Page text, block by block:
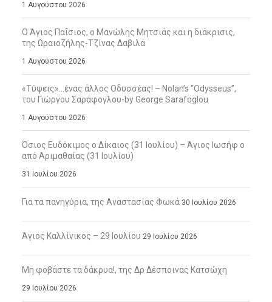
1 Αυγούστου 2026
Ο Άγιος Παΐσιος, ο Μανώλης Μητσιάς και η διάκρισις,
της Ωραιοζήλης-Τζίνας Δαβιλά
1 Αυγούστου 2026
«Τύψεις»…ένας άλλος Οδυσσέας! – Nolan’s “Odysseus”,
του Γιώργου Σαράφογλου-by George Sarafoglou
1 Αυγούστου 2026
Όσιος Ευδόκιμος ο Δίκαιος (31 Ιουλίου) – Άγιος Ιωσήφ ο
από Αριμαθαίας (31 Ιουλίου)
31 Ιουλίου 2026
Για τα πανηγύρια, της Αναστασίας Φωκά 30 Ιουλίου 2026
Άγιος Καλλίνικος – 29 Ιουλίου 29 Ιουλίου 2026
Μη φοβάστε τα δάκρυα!, της Δρ Δέσποινας Κατσώχη
29 Ιουλίου 2026